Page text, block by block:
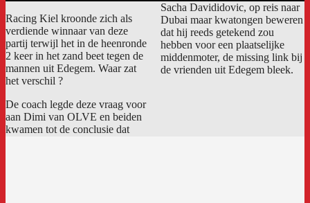
Racing Kiel kroonde zich als
verdiende winnaar van deze
partij terwijl het in de heenronde
2 keer in het zand beet tegen de
mannen uit Edegem. Waar zat
het verschil ?
De coach legde deze vraag voor
aan Dimi van OLVE en beiden
kwamen tot de conclusie dat
Sacha Davididovic, op reis naar
Dubai maar kwatongen beweren
dat hij reeds getekend zou
hebben voor een plaatselijke
middenmoter, de missing link bij
de vrienden uit Edegem bleek.